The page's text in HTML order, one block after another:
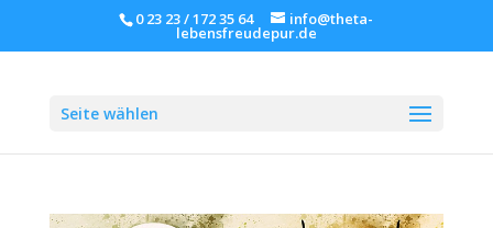
0 23 23 / 172 35 64 info@theta-
lebensfreudepur.de
Seite wählen